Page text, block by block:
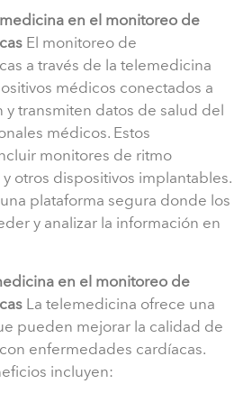
en el monitoreo de
El monitoreo de
a través de la telemedicina
médicos conectados a
transmiten datos de salud del
médicos. Estos
monitores de ritmo
otros dispositivos implantables.
plataforma segura donde los
y analizar la información en
en el monitoreo de
La telemedicina ofrece una
pueden mejorar la calidad de
enfermedades cardíacas.
incluyen: